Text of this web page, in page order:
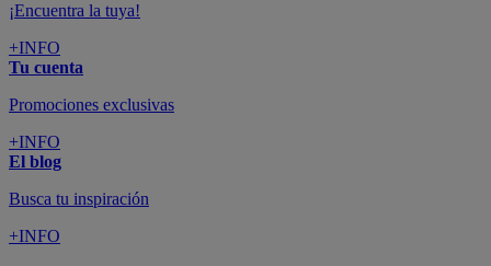
¡Encuentra la tuya!
+INFO
Tu cuenta
Promociones exclusivas
+INFO
El blog
Busca tu inspiración
+INFO